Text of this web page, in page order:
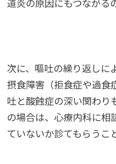
道炎の原因にもつながる
次に、嘔吐の繰り返しに
摂食障害（拒食症や過食
吐と酸蝕症の深い関わり
の場合は、心療内科に相
ていないか診てもらうこ